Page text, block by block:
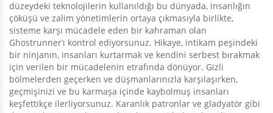
düzeydeki teknolojilerin kullanıldığı bu dünyada, insanlığın
çöküşü ve zalim yönetimlerin ortaya çıkmasıyla birlikte,
sisteme karşı mücadele eden bir kahraman olan
Ghostrunner’ı kontrol ediyorsunuz. Hikaye, intikam peşindeki
bir ninjanın, insanları kurtarmak ve kendini serbest bırakmak
için verilen bir mücadelenin etrafında dönüyor. Gizli
bölmelerden geçerken ve düşmanlarınızla karşılaşırken,
geçmişinizi ve bu karmaşa içinde kaybolmuş insanları
keşfettikçe ilerliyorsunuz. Karanlık patronlar ve gladyatör gibi